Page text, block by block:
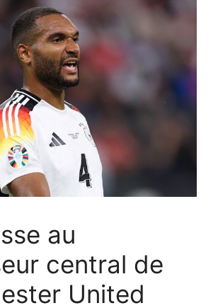
au
central de
United